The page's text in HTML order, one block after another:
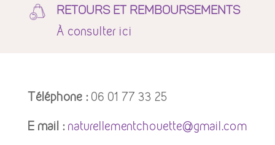
RETOURS ET REMBOURSEMENTS
À consulter ici
Téléphone :06 01 77 33 25
E mail : naturellementchouette@gmail.com